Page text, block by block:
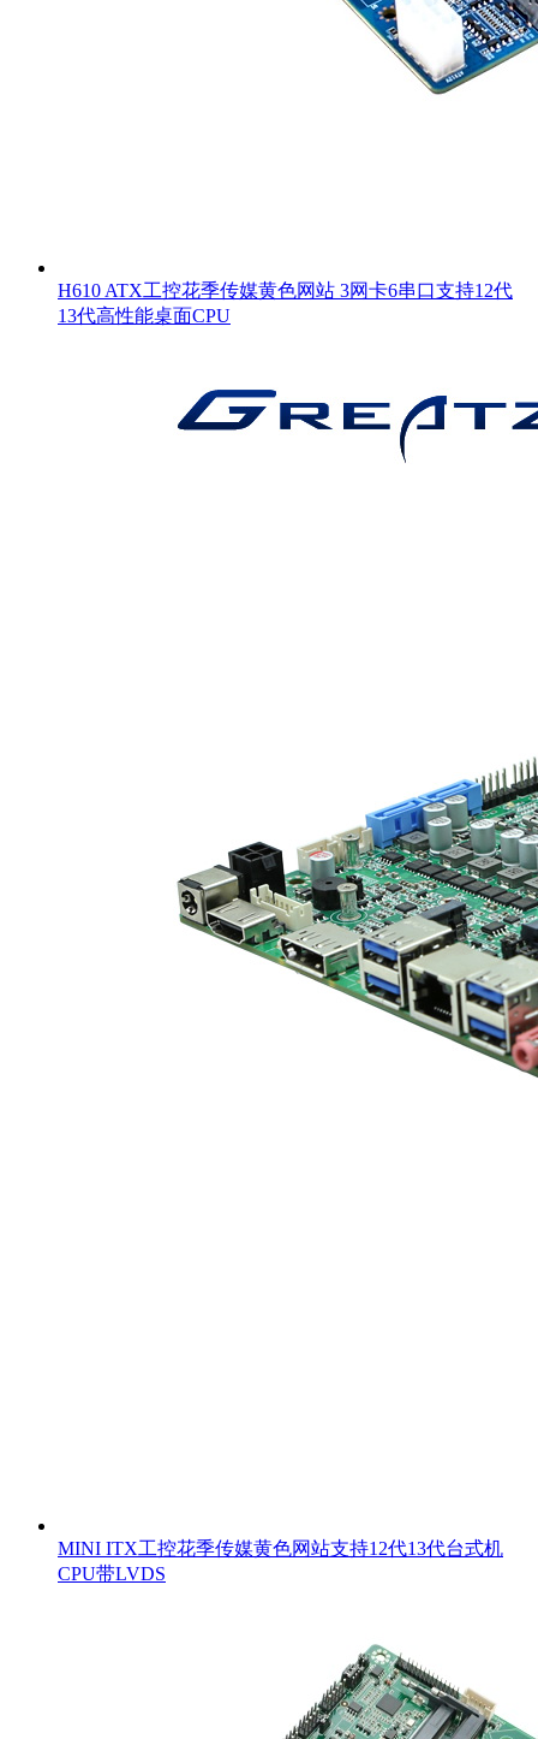
H610 ATX工控花季传媒黄色网站 3网卡6串口支持12代
13代高性能桌面CPU
MINI ITX工控花季传媒黄色网站支持12代13代台式机
CPU带LVDS